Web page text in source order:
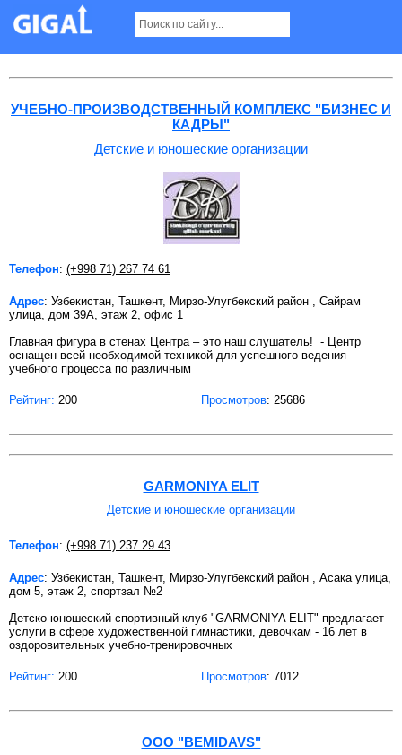
Детские и юношеские организации в
УЧЕБНО-ПРОИЗВОДСТВЕННЫЙ КОМПЛЕКС "БИЗНЕС И
КАДРЫ"
Детские и юношеские организации
Телефон: (+998 71) 267 74 61
Адрес: Узбекистан, Ташкент, Мирзо-Улугбекский район , Сайрам
улица, дом 39А, этаж 2, офис 1
Главная фигура в стенах Центра – это наш слушатель! - Центр
оснащен всей необходимой техникой для успешного ведения
учебного процесса по различным
Рейтинг: 200 Просмотров: 25686
GARMONIYA ELIT
Детские и юношеские организации
Телефон: (+998 71) 237 29 43
Адрес: Узбекистан, Ташкент, Мирзо-Улугбекский район , Асака улица,
дом 5, этаж 2, спортзал №2
Детско-юношеский спортивный клуб "GARMONIYA ELIT" предлагает
услуги в сфере художественной гимнастики, девочкам - 16 лет в
оздоровительных учебно-тренировочных
Рейтинг: 200 Просмотров: 7012
OOO "BEMIDAVS"